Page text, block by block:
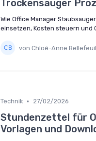
Trockensauger
Wie Office Manager
einsetzen, Kosten steuern und
von Chloé-Anne
Technik • 27/02/2026
Stundenzettel für
Vorlagen und